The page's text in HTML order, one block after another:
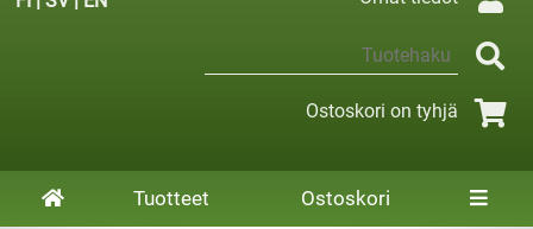
Ostoskori on tyhjä
Tuotteet Ostoskori